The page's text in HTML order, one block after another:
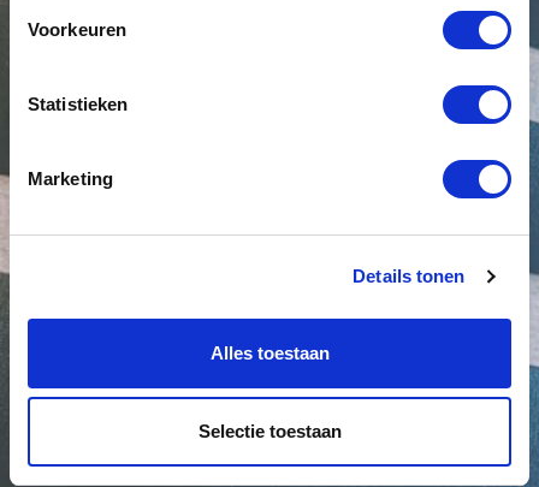
Voorkeuren
Statistieken
Marketing
Details tonen
Alles toestaan
Selectie toestaan